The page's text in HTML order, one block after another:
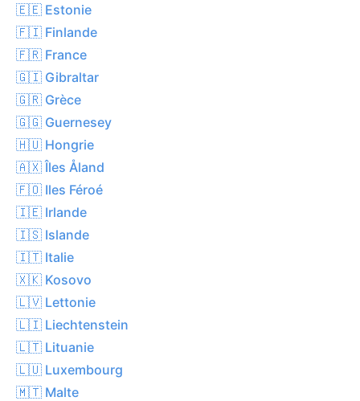
🇪🇪 Estonie
🇫🇮 Finlande
🇫🇷 France
🇬🇮 Gibraltar
🇬🇷 Grèce
🇬🇬 Guernesey
🇭🇺 Hongrie
🇦🇽 Îles Åland
🇫🇴 Iles Féroé
🇮🇪 Irlande
🇮🇸 Islande
🇮🇹 Italie
🇽🇰 Kosovo
🇱🇻 Lettonie
🇱🇮 Liechtenstein
🇱🇹 Lituanie
🇱🇺 Luxembourg
🇲🇹 Malte